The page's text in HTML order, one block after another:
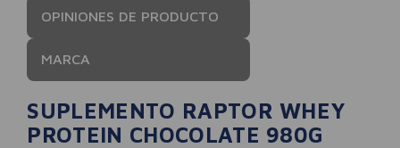
OPINIONES DE PRODUCTO
MARCA
SUPLEMENTO RAPTOR WHEY
PROTEIN CHOCOLATE 980G